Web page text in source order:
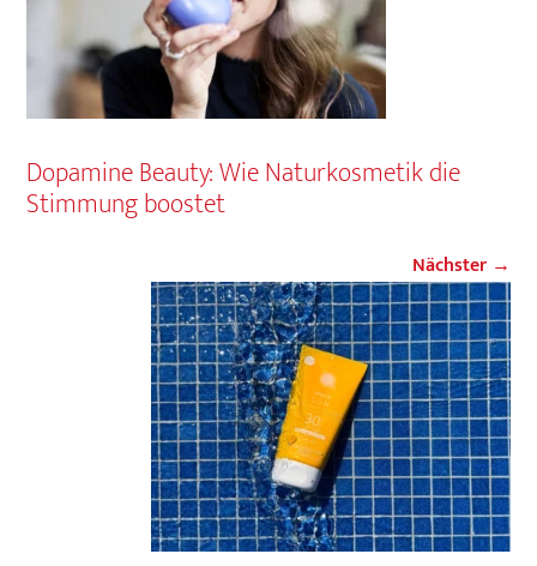
Dopamine Beauty: Wie Naturkosmetik die
Stimmung boostet
Nächster →